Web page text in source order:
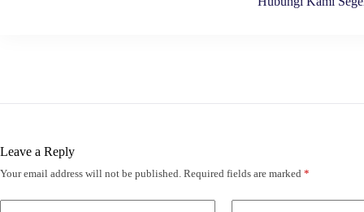
Leave a Reply
Your email address will not be published. Required fields are marked *